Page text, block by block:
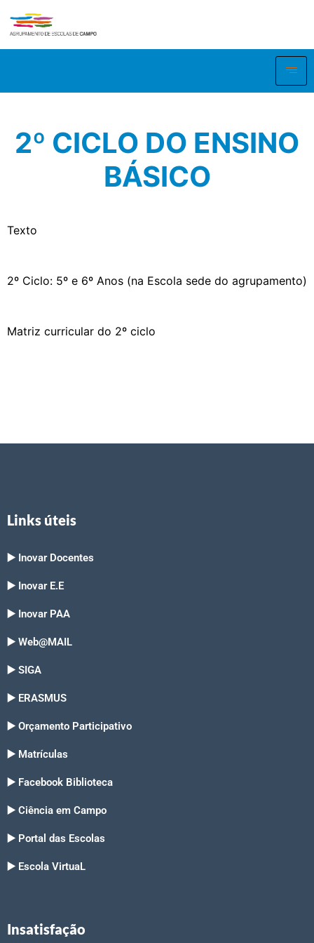
2º CICLO DO ENSINO
BÁSICO
Texto
2º Ciclo: 5º e 6º Anos (na Escola sede do agrupamento)
Matriz curricular do 2º ciclo
Links úteis
▶️ Inovar Docentes
▶️ Inovar E.E
▶️ Inovar PAA
▶️ Web@MAIL
▶️ SIGA
▶️ ERASMUS
▶️ Orçamento Participativo
▶️ Matrículas
▶️ Facebook Biblioteca
▶️ Ciência em Campo
▶️ Portal das Escolas
▶️ Escola VirtuaL
Insatisfação